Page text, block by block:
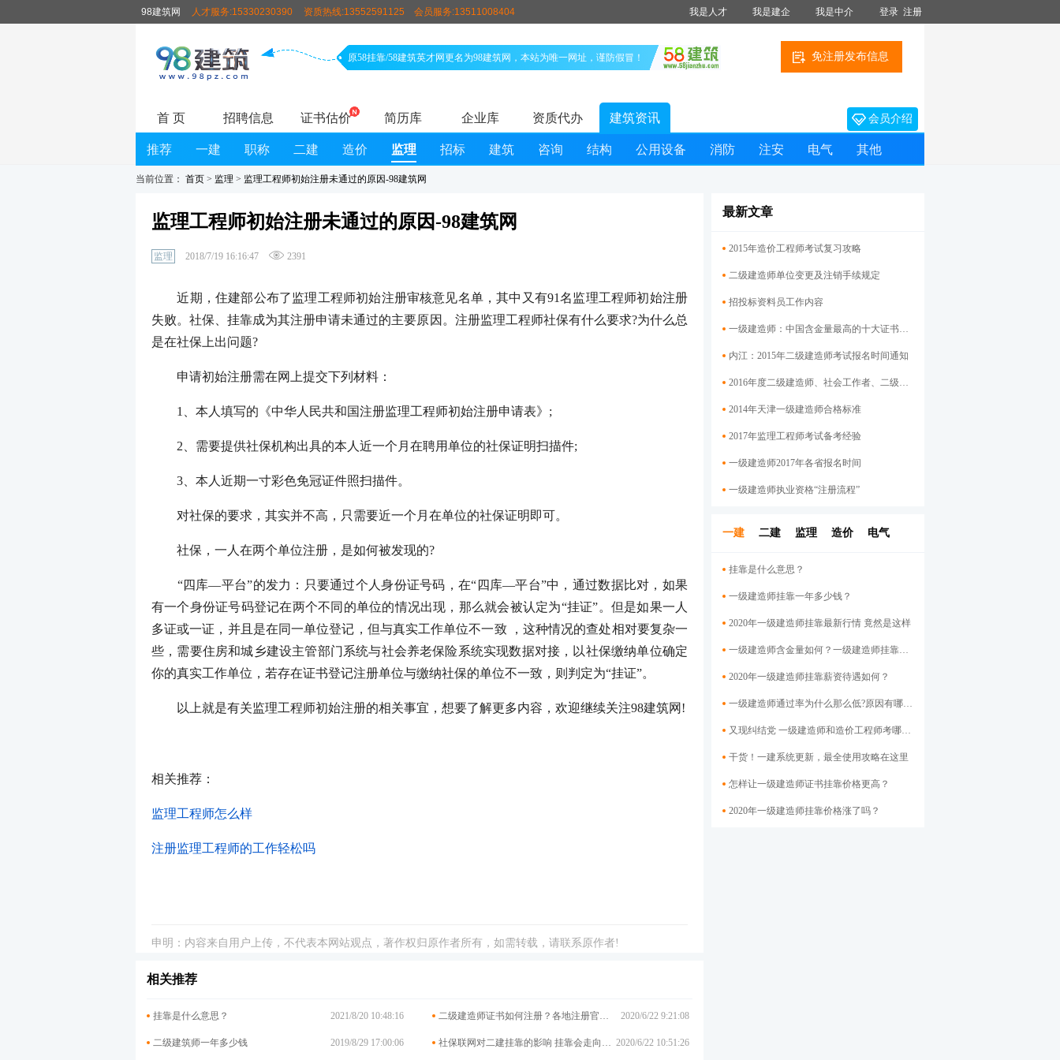
98建筑网 人才服务:15330230390 资质热线:13552591125 会员服务:13511008404 我是人才 我是建企 我是中介 登录 注册
原58挂靠/58建筑英才网更名为98建筑网，本站为唯一网址，谨防假冒！ 免注册发布信息
首 页 招聘信息 证书估价 简历库 企业库 资质代办 建筑资讯 会员介绍
推荐 一建 职称 二建 造价 监理 招标 建筑 咨询 结构 公用设备 消防 注安 电气 其他
当前位置： 首页 > 监理 > 监理工程师初始注册未通过的原因-98建筑网
监理工程师初始注册未通过的原因-98建筑网
监理 2018/7/19 16:16:47 2391
近期，住建部公布了监理工程师初始注册审核意见名单，其中又有91名监理工程师初始注册
失败。社保、挂靠成为其注册申请未通过的主要原因。注册监理工程师社保有什么要求?为什么总
是在社保上出问题?
申请初始注册需在网上提交下列材料：
1、本人填写的《中华人民共和国注册监理工程师初始注册申请表》;
2、需要提供社保机构出具的本人近一个月在聘用单位的社保证明扫描件;
3、本人近期一寸彩色免冠证件照扫描件。
对社保的要求，其实并不高，只需要近一个月在单位的社保证明即可。
社保，一人在两个单位注册，是如何被发现的?
“四库—平台”的发力：只要通过个人身份证号码，在“四库—平台”中，通过数据比对，如果
有一个身份证号码登记在两个不同的单位的情况出现，那么就会被认定为“挂证”。但是如果一人
多证或一证，并且是在同一单位登记，但与真实工作单位不一致 ，这种情况的查处相对要复杂一
些，需要住房和城乡建设主管部门系统与社会养老保险系统实现数据对接，以社保缴纳单位确定
你的真实工作单位，若存在证书登记注册单位与缴纳社保的单位不一致，则判定为“挂证”。
以上就是有关监理工程师初始注册的相关事宜，想要了解更多内容，欢迎继续关注98建筑网!
相关推荐：
监理工程师怎么样
注册监理工程师的工作轻松吗
申明：内容来自用户上传，不代表本网站观点，著作权归原作者所有，如需转载，请联系原作者!
相关推荐
挂靠是什么意思？ 2021/8/20 10:48:16 二级建造师证书如何注册？各地注册官网大汇总 2020/6/22 9:21:08
二级建筑师一年多少钱 2019/8/29 17:00:06 社保联网对二建挂靠的影响 挂靠会走向终结吗? 2020/6/22 10:51:26
最新文章
2015年造价工程师考试复习攻略
二级建造师单位变更及注销手续规定
招投标资料员工作内容
一级建造师：中国含金量最高的十大证书之一
内江：2015年二级建造师考试报名时间通知
2016年度二级建造师、社会工作者、二级注册计量师、管理咨询师资格考试考后资格审查的公告
2014年天津一级建造师合格标准
2017年监理工程师考试备考经验
一级建造师2017年各省报名时间
一级建造师执业资格“注册流程”
一建 二建 监理 造价 电气
挂靠是什么意思？
一级建造师挂靠一年多少钱？
2020年一级建造师挂靠最新行情 竟然是这样
一级建造师含金量如何？一级建造师挂靠前景
2020年一级建造师挂靠薪资待遇如何？
一级建造师通过率为什么那么低?原因有哪些呢？
又现纠结党 一级建造师和造价工程师考哪个好？
干货！一建系统更新，最全使用攻略在这里
怎样让一级建造师证书挂靠价格​更高？
2020年一级建造师挂靠价格涨了吗？